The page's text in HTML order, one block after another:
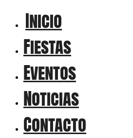
Inicio
Fiestas
Eventos
Noticias
Contacto